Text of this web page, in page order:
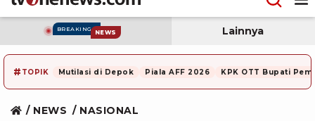
BREAKING NEWS Lainnya
# TOPIK Mutilasi di Depok Piala AFF 2026 KPK OTT Bupati
NEWS NASIONAL